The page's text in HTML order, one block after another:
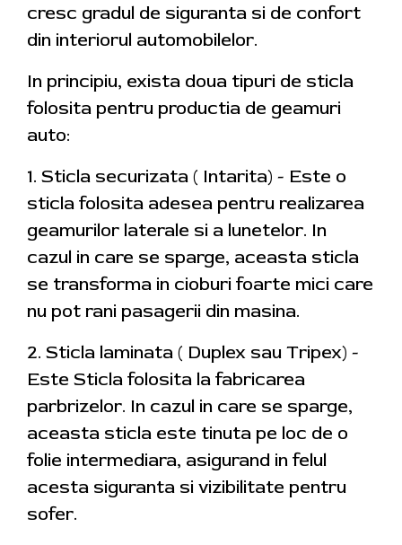
cresc gradul de siguranta si de confort
din interiorul automobilelor.
In principiu, exista doua tipuri de sticla
folosita pentru productia de geamuri
auto:
1. Sticla securizata ( Intarita) - Este o
sticla folosita adesea pentru realizarea
geamurilor laterale si a lunetelor. In
cazul in care se sparge, aceasta sticla
se transforma in cioburi foarte mici care
nu pot rani pasagerii din masina.
2. Sticla laminata ( Duplex sau Tripex) -
Este Sticla folosita la fabricarea
parbrizelor. In cazul in care se sparge,
aceasta sticla este tinuta pe loc de o
folie intermediara, asigurand in felul
acesta siguranta si vizibilitate pentru
sofer.